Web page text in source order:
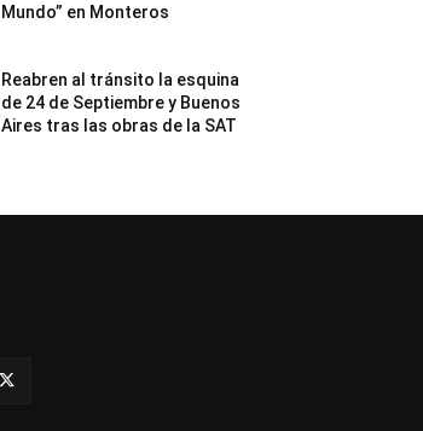
Mundo” en Monteros
Reabren al tránsito la esquina
de 24 de Septiembre y Buenos
Aires tras las obras de la SAT